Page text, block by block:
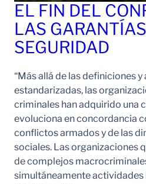
EL FIN DEL
LAS
SEGURIDAD
“Más allá de las definiciones
estandarizadas, las
criminales han adquirido una
evoluciona en concordancia
conflictos armados y de las
sociales. Las organizaciones
de complejos
simultáneamente actividades